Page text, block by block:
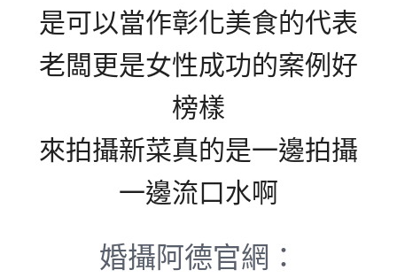
是可以當作彰化美食的代表
老闆更是女性成功的案例好
榜樣
來拍攝新菜真的是一邊拍攝
一邊流口水啊
婚攝阿德官網：